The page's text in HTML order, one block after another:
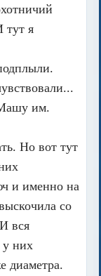
тут я
им.
Но вот тут
и именно на
со
вся
них
диаметра.